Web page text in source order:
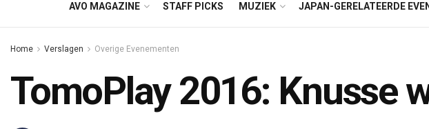
AVO MAGAZINE STAFF PICKS MUZIEK JAPAN-GERELATEERDE
Home Verslagen Overige Evenementen
TomoPlay 2016: Knusse